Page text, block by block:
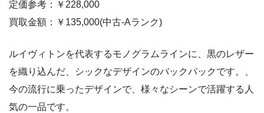
定価参考：￥228,000
買取金額：￥135,000(中古-Aランク)
ルイヴィトンを代表するモノグラムラインに、黒のレザー
を織り込んだ、シックなデザインのバックパックです。、
今の流行に乗ったデザインで、様々なシーンで活躍する人
気の一品です。